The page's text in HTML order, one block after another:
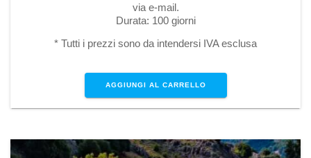
via e-mail.
Durata: 100 giorni
* Tutti i prezzi sono da intendersi IVA esclusa
AGGIUNGI AL CARRELLO